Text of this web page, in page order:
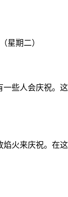
星期二）
一些人会庆祝。这
焰火来庆祝。在这